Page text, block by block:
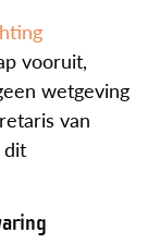
vooruit,
wetgeving
van
dit